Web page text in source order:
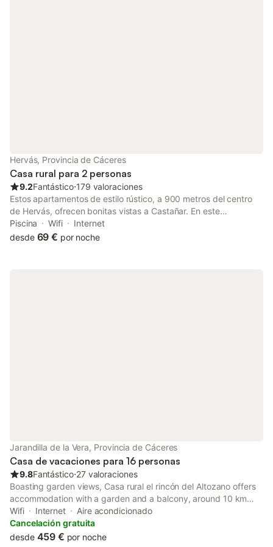
Hervás, Provincia de Cáceres
Casa rural para 2 personas
9.2Fantástico⋅179 valoraciones
Estos apartamentos de estilo rústico, a 900 metros del centro
de Hervás, ofrecen bonitas vistas a Castañar. En este
alojamiento no se pueden celebrar despedidas de soltero o
soltera ni fiestas similares Número de licencia: AT-CC-29
Piscina Wifi
Internet
desde 69 € por noche
Jarandilla de la Vera, Provincia de Cáceres
Casa de vacaciones para 16 personas
9.8Fantástico⋅27 valoraciones
Boasting garden views, Casa rural el rincón del Altozano offers
accommodation with a garden and a balcony, around 10 km
from Monasterio de Yuste. Featuring a 24-hour front desk, this
property also provides guests with a children's playground.
Wifi Internet
Aire acondicionado
Cancelación gratuita
desde 459 € por noche